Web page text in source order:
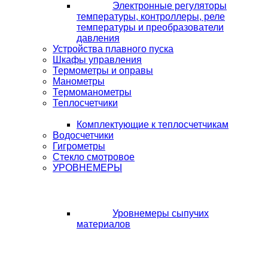
Электронные регуляторы
температуры, контроллеры, реле
температуры и преобразователи
давления
Устройства плавного пуска
Шкафы управления
Термометры и оправы
Манометры
Термоманометры
Теплосчетчики
Комплектующие к теплосчетчикам
Водосчетчики
Гигрометры
Стекло смотровое
УРОВНЕМЕРЫ
Уровнемеры сыпучих
материалов